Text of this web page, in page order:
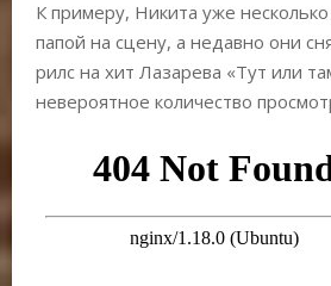
К примеру, Никита уже
папой на сцену, а недавно они
рилс на хит Лазарева «Тут или
невероятное количество